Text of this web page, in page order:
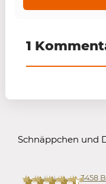
1
Schnäppchen und
3458